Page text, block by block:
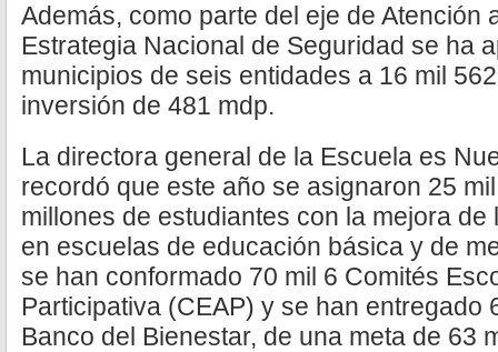
Además, como parte del eje de Atención
Estrategia Nacional de Seguridad se ha
municipios de seis entidades a 16 mil
inversión de 481 mdp.
La directora general de la Escuela es
recordó que este año se asignaron 25
millones de estudiantes con la mejora
en escuelas de educación básica y de
se han conformado 70 mil 6 Comités
Participativa (CEAP) y se han entregado
Banco del Bienestar, de una meta de 63